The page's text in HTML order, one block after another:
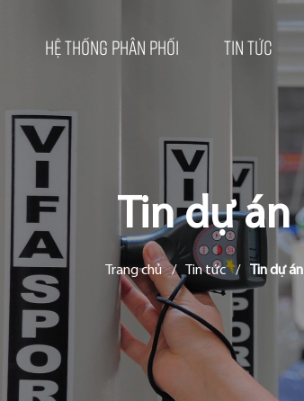
Hệ thống phân phối Tin tức
Tin dự án
Trang chủ / Tin tức / Tin dự án